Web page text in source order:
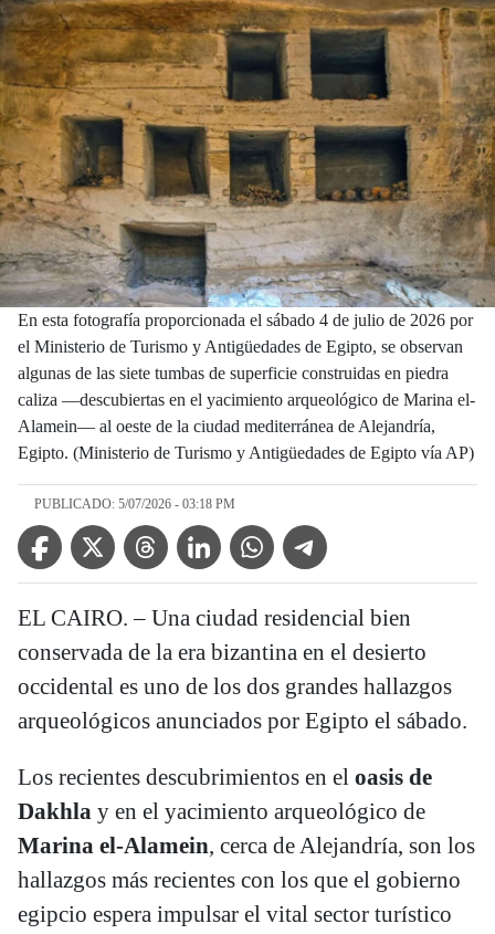
En esta fotografía proporcionada el sábado 4 de julio de 2026 por
el Ministerio de Turismo y Antigüedades de Egipto, se observan
algunas de las siete tumbas de superficie construidas en piedra
caliza —descubiertas en el yacimiento arqueológico de Marina el-
Alamein— al oeste de la ciudad mediterránea de Alejandría,
Egipto. (Ministerio de Turismo y Antigüedades de Egipto vía AP)
PUBLICADO: 5/07/2026 - 03:18 PM
Facebook IconTwitter IconThreads IconLinkedin IconWhatsApp IconTelegram Icon
EL CAIRO. – Una ciudad residencial bien
conservada de la era bizantina en el desierto
occidental es uno de los dos grandes hallazgos
arqueológicos anunciados por Egipto el sábado.
Los recientes descubrimientos en el oasis de
Dakhla y en el yacimiento arqueológico de
Marina el-Alamein, cerca de Alejandría, son los
hallazgos más recientes con los que el gobierno
egipcio espera impulsar el vital sector turístico